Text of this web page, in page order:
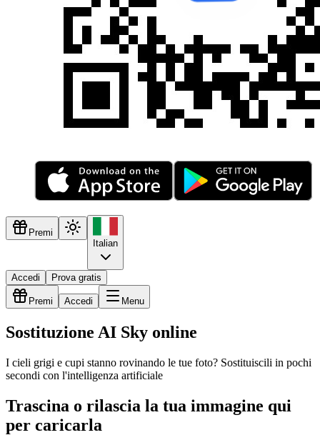
Premi
Italian
Accedi Prova gratis
Premi Accedi Menu
Sostituzione AI Sky online
I cieli grigi e cupi stanno rovinando le tue foto? Sostituiscili in pochi
secondi con l'intelligenza artificiale
Trascina o rilascia la tua immagine qui
per caricarla